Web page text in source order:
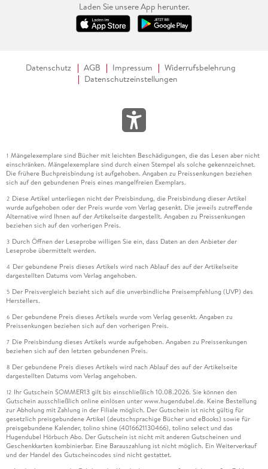
Laden Sie unsere App herunter.
Datenschutz AGB Impressum
Widerrufsbelehrung
Datenschutzeinstellungen
1 Mängelexemplare sind Bücher mit leichten Beschädigungen, die das Lesen aber nicht
einschränken. Mängelexemplare sind durch einen Stempel als solche gekennzeichnet.
Die frühere Buchpreisbindung ist aufgehoben. Angaben zu Preissenkungen beziehen
sich auf den gebundenen Preis eines mangelfreien Exemplars.
2 Diese Artikel unterliegen nicht der Preisbindung, die Preisbindung dieser Artikel
wurde aufgehoben oder der Preis wurde vom Verlag gesenkt. Die jeweils zutreffende
Alternative wird Ihnen auf der Artikelseite dargestellt. Angaben zu Preissenkungen
beziehen sich auf den vorherigen Preis.
3 Durch Öffnen der Leseprobe willigen Sie ein, dass Daten an den Anbieter der
Leseprobe übermittelt werden.
4 Der gebundene Preis dieses Artikels wird nach Ablauf des auf der Artikelseite
dargestellten Datums vom Verlag angehoben.
5 Der Preisvergleich bezieht sich auf die unverbindliche Preisempfehlung (UVP) des
Herstellers.
6 Der gebundene Preis dieses Artikels wurde vom Verlag gesenkt. Angaben zu
Preissenkungen beziehen sich auf den vorherigen Preis.
7 Die Preisbindung dieses Artikels wurde aufgehoben. Angaben zu Preissenkungen
beziehen sich auf den letzten gebundenen Preis.
8 Der gebundene Preis dieses Artikels wird nach Ablauf des auf der Artikelseite
dargestellten Datums vom Verlag angehoben.
12 Ihr Gutschein SOMMER13 gilt bis einschließlich 10.08.2026. Sie können den
Gutschein ausschließlich online einlösen unter www.hugendubel.de. Keine Bestellung
zur Abholung mit Zahlung in der Filiale möglich. Der Gutschein ist nicht gültig für
gesetzlich preisgebundene Artikel (deutschsprachige Bücher und eBooks) sowie für
preisgebundene Kalender, tolino shine (4016621130466), tolino select und das
Hugendubel Hörbuch Abo. Der Gutschein ist nicht mit anderen Gutscheinen und
Geschenkkarten kombinierbar. Eine Barauszahlung ist nicht möglich. Ein Weiterverkauf
und der Handel des Gutscheincodes sind nicht gestattet.